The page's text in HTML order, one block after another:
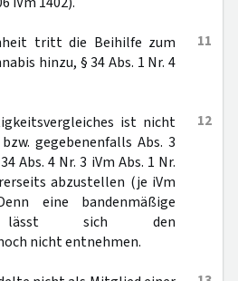
11
tritt die Beihilfe zum
hinzu, § 34 Abs. 1 Nr. 4
12
ist nicht
gegebenenfalls Abs. 3
Abs. 4 Nr. 3 iVm Abs. 1 Nr.
abzustellen (je iVm
eine bandenmäßige
lässt sich den
nicht entnehmen.